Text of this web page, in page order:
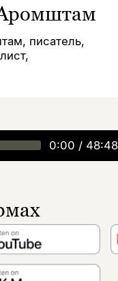
писатель,
0:00 / 48:48